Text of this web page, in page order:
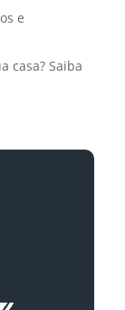
e
casa? Saiba